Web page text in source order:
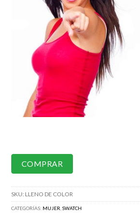
COMPRAR
SKU: LLENO DE COLOR
CATEGORÍAS: MUJER SWATCH